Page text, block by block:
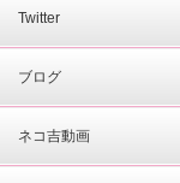
Twitter
ブログ
ネコ吉動画